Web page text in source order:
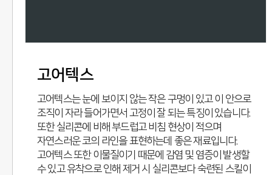
고어텍스
고어텍스는 눈에 보이지 않는 작은 구멍이 있고 이 안으로
조직이 자라 들어가면서 고정이 잘 되는 특징이 있습니다.
또한 실리콘에 비해 부드럽고 비침 현상이 적으며
자연스러운 코의 라인을 표현하는데 좋은 재료입니다.
고어텍스 또한 이물질이기 때문에 감염 및 염증이 발생할
수 있고 유착으로 인해 제거 시 실리콘보다 숙련된 스킬이